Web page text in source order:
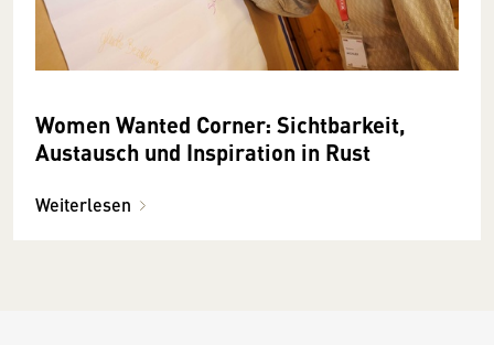
Women Wanted Corner: Sichtbarkeit,
Austausch und Inspiration in Rust
Weiterlesen